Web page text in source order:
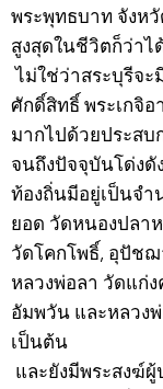
พระพุทธบาท จังห
สูงสุดในชีวิตก็ว่าไ
ไม่ใช่ว่าสระบุรีจ
ศักดิ์สิทธิ์ พระเกจิอ
มากไปด้วยประส
จนถึงปัจจุบันโด่ง
ท้องถิ่นมีอยู่เป็นจำ
ยอด วัดหนองปลา
วัดโคกโพธิ์, อุปัช
หลวงพ่อลา วัดแก่
อัมพวัน และหลวง
เป็นต้น
และยังมีพระสงฆ์